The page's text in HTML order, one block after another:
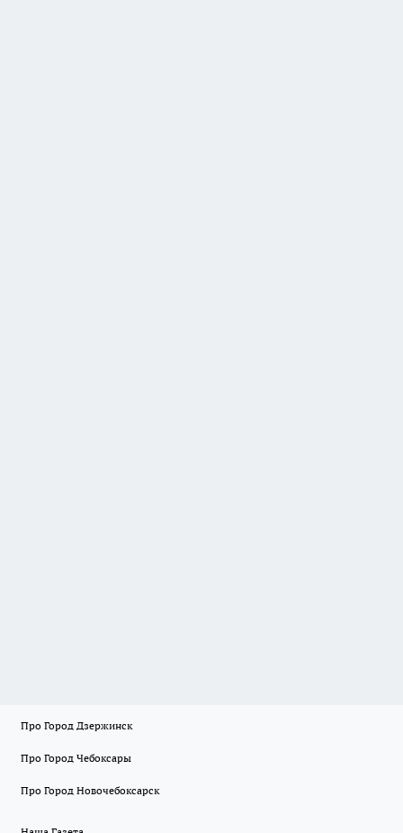
Про Город Дзержинск
Про Город Чебоксары
Про Город Новочебоксарск